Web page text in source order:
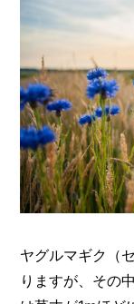
ヤグルマギク（
りますが、その